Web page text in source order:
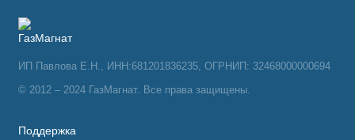
ИП Павлова Е.Н., ИНН:681201836235, ОГРНИП: 32468000000694
© 2012 – 2024 ГазМагнат. Все права защищены.
Поддержка